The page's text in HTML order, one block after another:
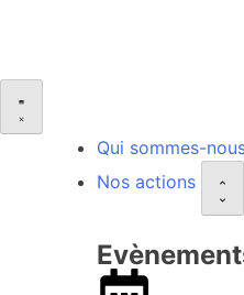
Qui sommes-
Nos actions